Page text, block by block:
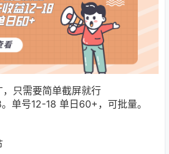
只需要简单截屏就行
单号12-18 单日60+，可批量。